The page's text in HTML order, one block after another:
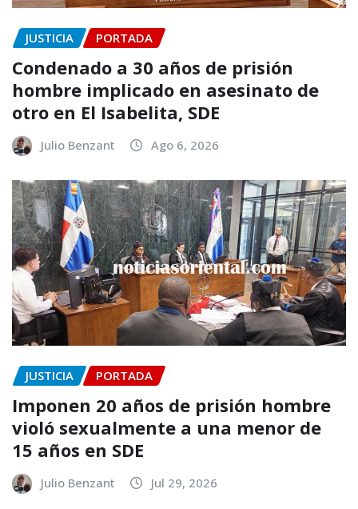
JUSTICIA PORTADA
Condenado a 30 años de prisión
hombre implicado en asesinato de
otro en El Isabelita, SDE
Julio Benzant Ago 6, 2026
JUSTICIA PORTADA
Imponen 20 años de prisión hombre
violó sexualmente a una menor de
15 años en SDE
Julio Benzant Jul 29, 2026